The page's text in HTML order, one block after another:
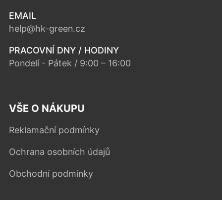
EMAIL
help@hk-green.cz
PRACOVNÍ DNY / HODINY
Pondelí - Pátek / 9:00 – 16:00
VŠE O NÁKUPU
Reklamační podmínky
Ochrana osobních údajů
Obchodní podmínky